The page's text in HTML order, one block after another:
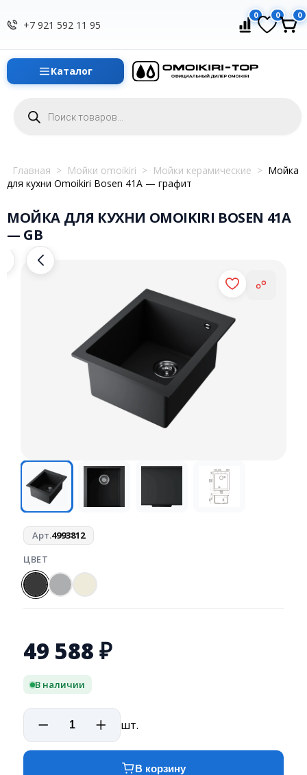
+7 921 592 11 95
0 0 0
Каталог
товаров
Главная > Мойки omoikiri > Мойки керамические > Мойка
для кухни Omoikiri Bosen 41A — графит
МОЙКА ДЛЯ КУХНИ OMOIKIRI BOSEN 41A
— GB
Арт.4993812
ЦВЕТ
49 588 ₽
В наличии
шт.
В корзину